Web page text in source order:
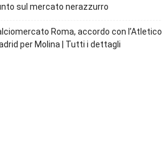
sul mercato nerazzurro
Roma, accordo con l’Atletico
per Molina | Tutti i dettagli